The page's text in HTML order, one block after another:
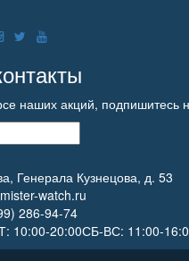
наших акций, подпишитесь
Генерала Кузнецова, д. 53
watch.ru
286-94-74
10:00-20:00СБ-ВС: 11:00-